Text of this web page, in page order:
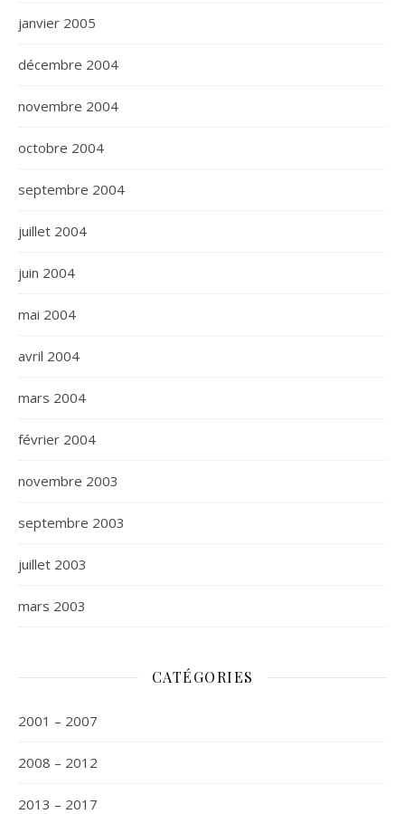
janvier 2005
décembre 2004
novembre 2004
octobre 2004
septembre 2004
juillet 2004
juin 2004
mai 2004
avril 2004
mars 2004
février 2004
novembre 2003
septembre 2003
juillet 2003
mars 2003
CATÉGORIES
2001 – 2007
2008 – 2012
2013 – 2017